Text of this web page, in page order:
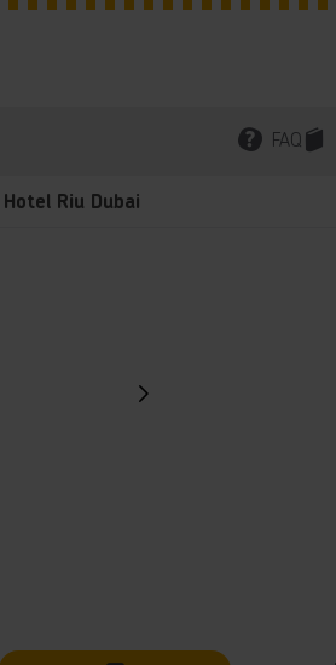
FAQ
Hotel Riu Dubai